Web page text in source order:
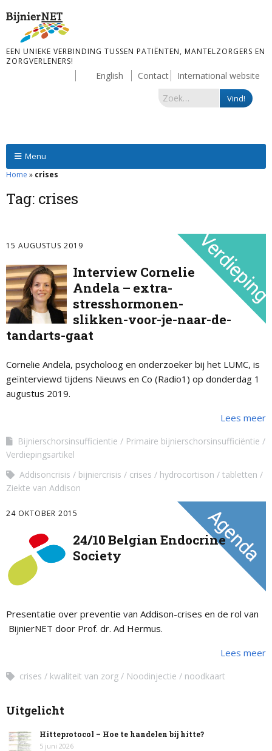
EEN UNIEKE VERBINDING TUSSEN PATIËNTEN, MANTELZORGERS EN
ZORGVERLENERS!
English Contact International website
Menu
Home » crises
Tag: crises
15 AUGUSTUS 2019
Interview Cornelie
Andela – extra-
stresshormonen-
slikken-voor-je-naar-de-
tandarts-gaat
Cornelie Andela, psycholoog en onderzoeker bij het LUMC, is
geïnterviewd tijdens Nieuws en Co (Radio1) op donderdag 1
augustus 2019.
Lees meer
Bijnierschorsinsufficientie
Primaire bijnierschorsinsufficiëntie
Verdiepingsartikel
Addisoncrisis
bijniercrisis crises hydrocortison
tabletten
Ziekte van Addison
24 OKTOBER 2015
24/10 Belgian Endocrine
Society
Presentatie over preventie van Addison-crises en de rol van
BijnierNET door Prof. dr. Ad Hermus.
Lees meer
crises kwaliteit van zorg Noodinjectie noodkaart
Uitgelicht
Hitteprotocol – Hoe te handelen bij hitte?
5 juni 2026